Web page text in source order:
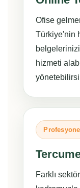
Ofise
Türkiye'nin
hizmeti
Farklı